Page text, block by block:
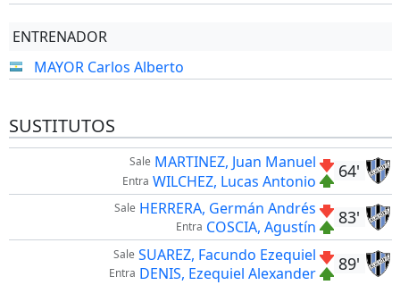
ENTRENADOR
MAYOR Carlos Alberto
SUSTITUTOS
64'
Sale MARTINEZ, Juan Manuel
Entra WILCHEZ, Lucas Antonio
83'
Sale HERRERA, Germán Andrés
Entra COSCIA, Agustín
89'
Sale SUAREZ, Facundo Ezequiel
Entra DENIS, Ezequiel Alexander